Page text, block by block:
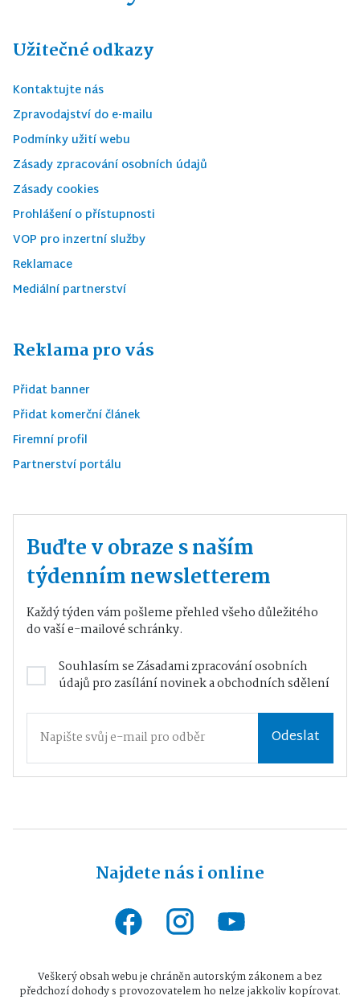
Užitečné odkazy
Kontaktujte nás
Zpravodajství do e-mailu
Podmínky užití webu
Zásady zpracování osobních údajů
Zásady cookies
Prohlášení o přístupnosti
VOP pro inzertní služby
Reklamace
Mediální partnerství
Reklama pro vás
Přidat banner
Přidat komerční článek
Firemní profil
Partnerství portálu
Buďte v obraze s naším
týdenním newsletterem
Každý týden vám pošleme přehled všeho důležitého
do vaší e-mailové schránky.
Souhlasím seZásadami zpracování osobních
údajůpro zasílání novinek a obchodních sdělení
Odeslat
Najdete nás i online
Veškerý obsah webu je chráněn autorským zákonem a bez
předchozí dohody s provozovatelem ho nelze jakkoliv kopírovat.